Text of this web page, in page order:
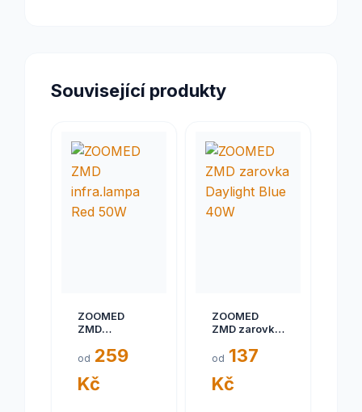
Související produkty
ZOOMED
ZMD
Red 50W
od 259
Kč
ZOOMED
ZMD zarovka
40W
od 137
Kč